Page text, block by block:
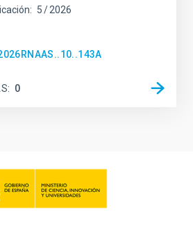
5 2026
0